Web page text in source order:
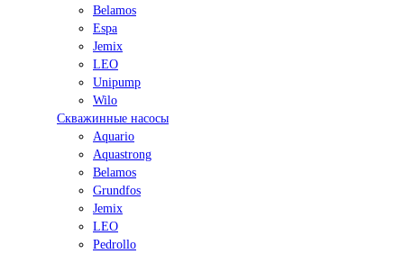
Belamos
Espa
Jemix
LEO
Unipump
Wilo
Скважинные насосы
Aquario
Aquastrong
Belamos
Grundfos
Jemix
LEO
Pedrollo